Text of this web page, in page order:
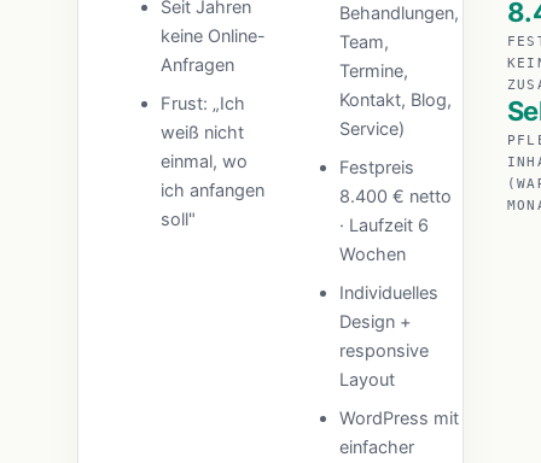
Seit Jahren
keine Online-
Anfragen
Frust: „Ich
weiß nicht
einmal, wo
ich anfangen
soll"
Behandlungen,
Team,
Termine,
Kontakt, Blog,
Service)
Festpreis
8.400 € netto
· Laufzeit 6
Wochen
Individuelles
Design +
responsive
Layout
WordPress mit
einfacher